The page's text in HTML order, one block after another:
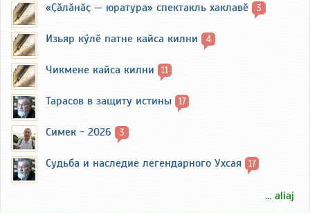
«Ҫӑлӑнӑҫ — юратура» спектакль хаклавӗ 3
Изьяр кӳлӗ патне кайса килни 4
Чикмене кайса килни 11
Тарасов в защиту истины 17
Симек - 2026 3
Судьба и наследие легендарного Ухсая 17
... aliaj